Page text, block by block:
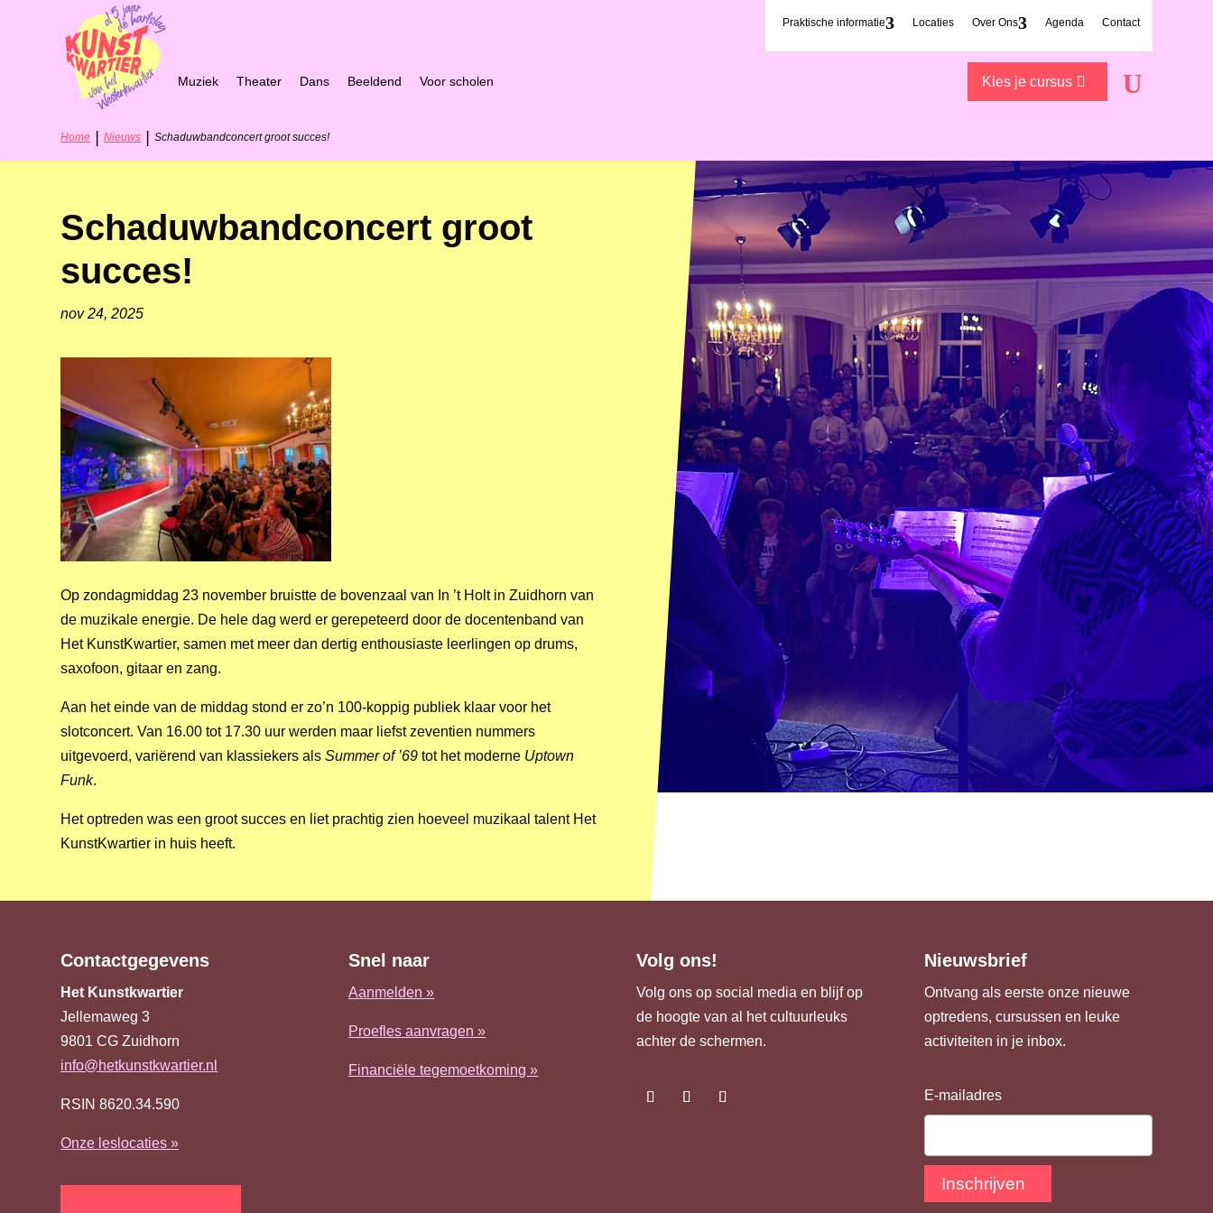
Praktische informatie Locaties Over Ons Agenda Contact
Muziek Theater Dans Beeldend Voor scholen Kies je cursus
Home|Nieuws|Schaduwbandconcert groot succes!
Schaduwbandconcert groot
succes!
nov 24, 2025
Op zondagmiddag 23 november bruistte de bovenzaal van In ’t Holt in Zuidhorn van
de muzikale energie. De hele dag werd er gerepeteerd door de docentenband van
Het KunstKwartier, samen met meer dan dertig enthousiaste leerlingen op drums,
saxofoon, gitaar en zang.
Aan het einde van de middag stond er zo’n 100-koppig publiek klaar voor het
slotconcert. Van 16.00 tot 17.30 uur werden maar liefst zeventien nummers
uitgevoerd, variërend van klassiekers alsSummer of ’69 tot het moderne Uptown
Funk.
Het optreden was een groot succes en liet prachtig zien hoeveel muzikaal talent Het
KunstKwartier in huis heeft.
Contactgegevens
Het Kunstkwartier
Jellemaweg 3
9801 CG Zuidhorn
info@hetkunstkwartier.nl
RSIN 8620.34.590
Onze leslocaties »
Snel naar
Aanmelden »
Proefles aanvragen »
Financiële tegemoetkoming »
Volg ons!
Volg ons op social media en blijf op
de hoogte van al het cultuurleuks
achter de schermen.
Nieuwsbrief
Ontvang als eerste onze nieuwe
optredens, cursussen en leuke
activiteiten in je inbox.
E-mailadres
Inschrijven